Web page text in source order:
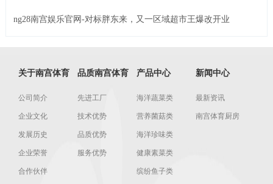
ng28南宫娱乐官网-对标胖东来，又一区域超市王爆改开业
关于南宫体育
公司简介
企业文化
发展历史
企业荣誉
合作伙伴
品质南宫体育
先进工厂
技术优势
品质优势
服务优势
产品中心
海洋蔬菜类
营养菌菇类
海洋珍味类
健康素菜类
缤纷鱼子类
新闻中心
最新资讯
南宫体育厨房